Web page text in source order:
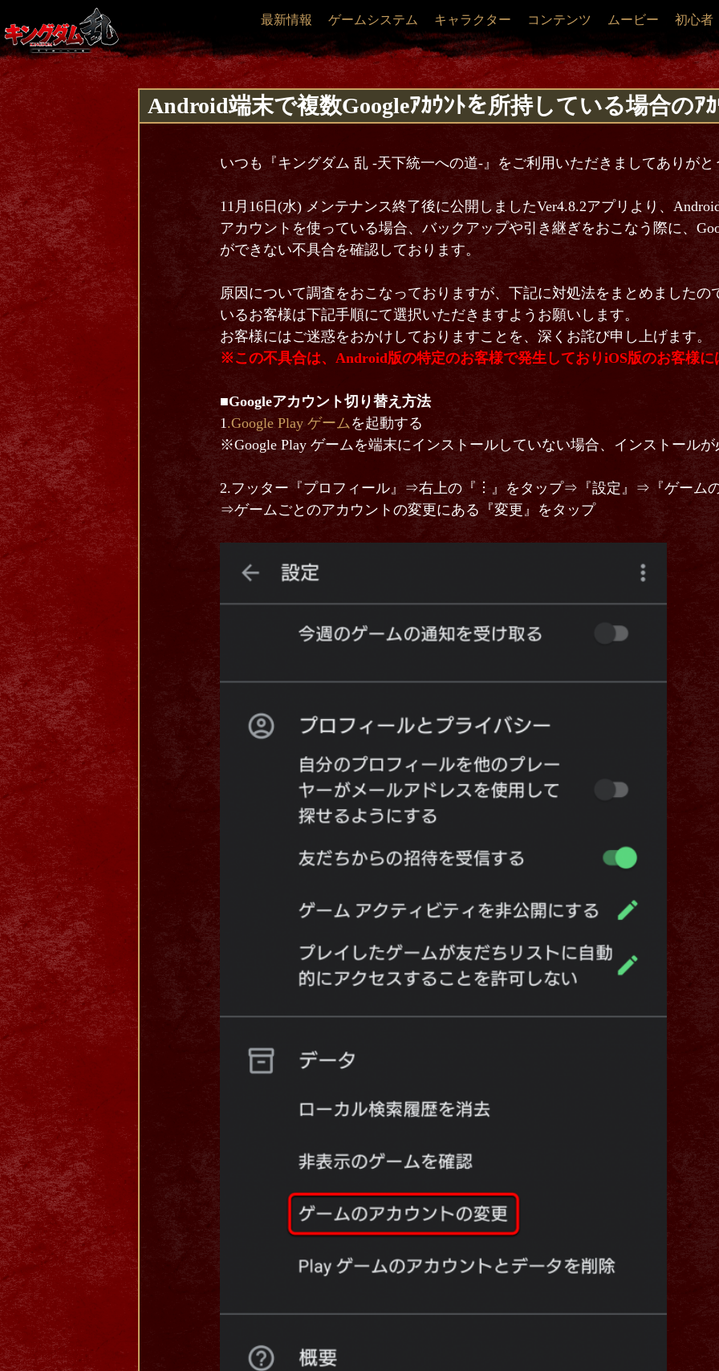
最新情報 ゲームシステム キャラクター コンテンツ ムービー 初心者
Android端末で複数Googleｱｶｳﾝﾄを所持している場合のｱ
いつも『キングダム 乱 -天下統一への道-』をご利用いただきましてありがと
11月16日(水) メンテナンス終了後に公開しましたVer4.8.2アプリより、
アカウントを使っている場合、バックアップや引き継ぎをおこなう際に、
ができない不具合を確認しております。
原因について調査をおこなっておりますが、下記に対処法をまとめましたの
いるお客様は下記手順にて選択いただきますようお願いします。
お客様にはご迷惑をおかけしておりますことを、深くお詫び申し上げます。
※この不具合は、Android版の特定のお客様で発生しておりiOS版のお客様に
■Googleアカウント切り替え方法
1.Google Play ゲームを起動する
※Google Play ゲームを端末にインストールしていない場合、インストール
2.フッター『プロフィール』⇒右上の『︙』をタップ⇒『設定』⇒『ゲーム
⇒ゲームごとのアカウントの変更にある『変更』をタップ